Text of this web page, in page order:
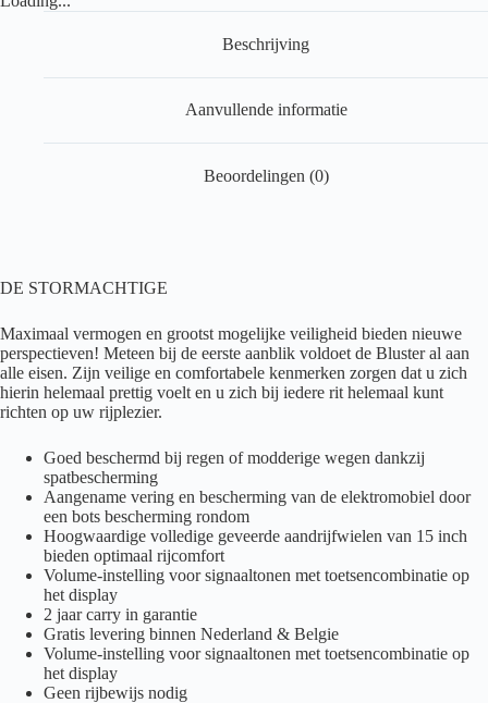
Beschrijving
Aanvullende informatie
Beoordelingen (0)
DE STORMACHTIGE
Maximaal vermogen en grootst mogelijke veiligheid bieden nieuwe
perspectieven! Meteen bij de eerste aanblik voldoet de Bluster al aan
alle eisen. Zijn veilige en comfortabele kenmerken zorgen dat u zich
hierin helemaal prettig voelt en u zich bij iedere rit helemaal kunt
richten op uw rijplezier.
Goed beschermd bij regen of modderige wegen dankzij
spatbescherming
Aangename vering en bescherming van de elektromobiel door
een bots bescherming rondom
Hoogwaardige volledige geveerde aandrijfwielen van 15 inch
bieden optimaal rijcomfort
Volume-instelling voor signaaltonen met toetsencombinatie op
het display
2 jaar carry in garantie
Gratis levering binnen Nederland & Belgie
Volume-instelling voor signaaltonen met toetsencombinatie op
het display
Geen rijbewijs nodig